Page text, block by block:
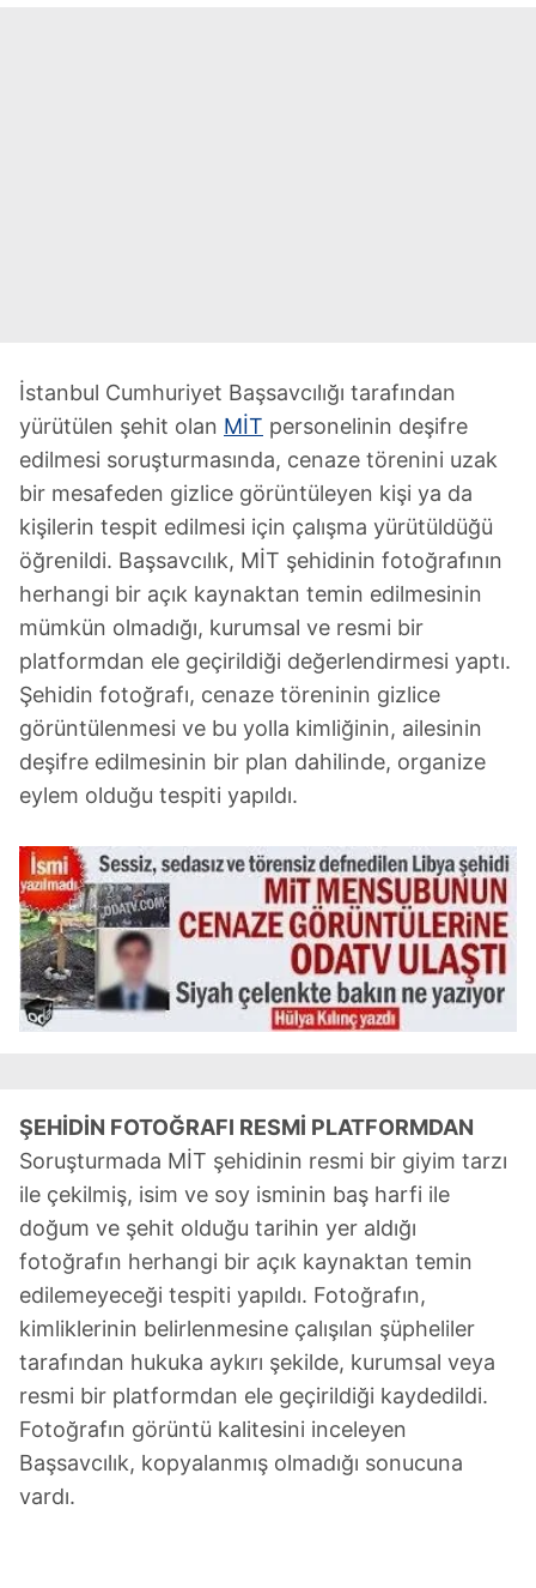
İstanbul Cumhuriyet Başsavcılığı tarafından
yürütülen şehit olan MİT personelinin deşifre
edilmesi soruşturmasında, cenaze törenini uzak
bir mesafeden gizlice görüntüleyen kişi ya da
kişilerin tespit edilmesi için çalışma yürütüldüğü
öğrenildi. Başsavcılık, MİT şehidinin fotoğrafının
herhangi bir açık kaynaktan temin edilmesinin
mümkün olmadığı, kurumsal ve resmi bir
platformdan ele geçirildiği değerlendirmesi yaptı.
Şehidin fotoğrafı, cenaze töreninin gizlice
görüntülenmesi ve bu yolla kimliğinin, ailesinin
deşifre edilmesinin bir plan dahilinde, organize
eylem olduğu tespiti yapıldı.
ŞEHİDİN FOTOĞRAFI RESMİ PLATFORMDAN
Soruşturmada MİT şehidinin resmi bir giyim tarzı
ile çekilmiş, isim ve soy isminin baş harfi ile
doğum ve şehit olduğu tarihin yer aldığı
fotoğrafın herhangi bir açık kaynaktan temin
edilemeyeceği tespiti yapıldı. Fotoğrafın,
kimliklerinin belirlenmesine çalışılan şüpheliler
tarafından hukuka aykırı şekilde, kurumsal veya
resmi bir platformdan ele geçirildiği kaydedildi.
Fotoğrafın görüntü kalitesini inceleyen
Başsavcılık, kopyalanmış olmadığı sonucuna
vardı.